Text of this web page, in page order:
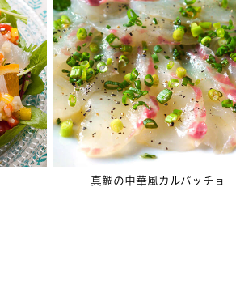
真鯛の中華風カルパッチョ